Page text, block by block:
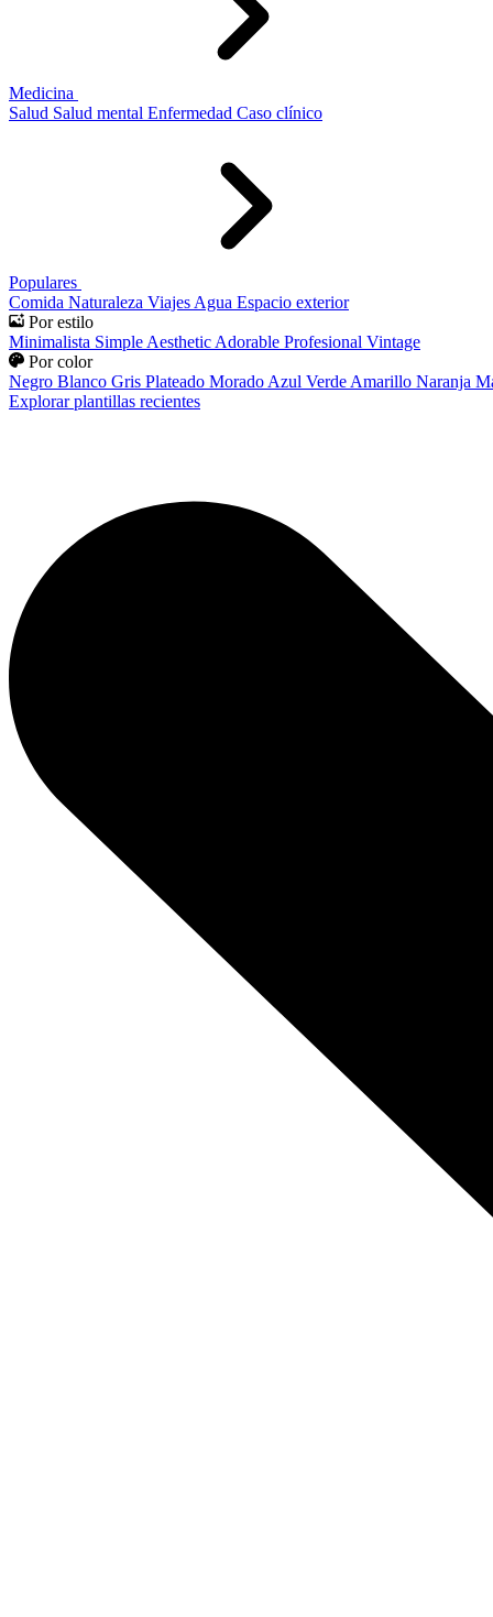
Medicina
Salud Salud mental Enfermedad Caso clínico
Populares
Comida Naturaleza Viajes Agua Espacio exterior
Por estilo
Minimalista Simple Aesthetic Adorable Profesional Vintage
Por color
Negro Blanco Gris Plateado Morado Azul Verde Amarillo Naranja
Explorar plantillas recientes